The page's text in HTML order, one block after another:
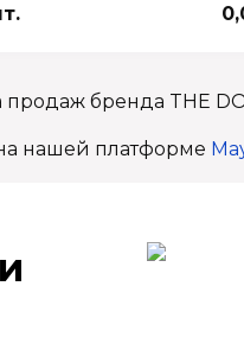
бренда THE
нашей платформе